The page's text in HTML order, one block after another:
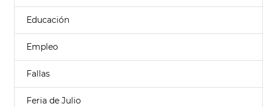
Educación
Empleo
Fallas
Feria de Julio